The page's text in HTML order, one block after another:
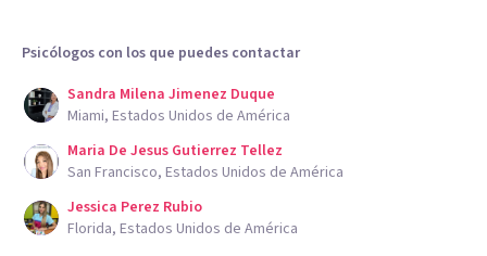
Psicólogos con los que puedes contactar
Sandra Milena Jimenez Duque
Miami, Estados Unidos de América
Maria De Jesus Gutierrez Tellez
San Francisco, Estados Unidos de América
Jessica Perez Rubio
Florida, Estados Unidos de América